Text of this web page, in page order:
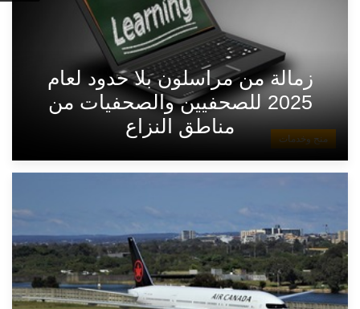
منح وخدمات
زمالة من مراسلون بلا حدود لعام
2025 للصحفيين والصحفيات من
مناطق النزاع